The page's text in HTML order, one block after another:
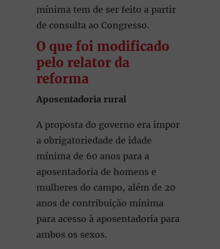
mínima tem de ser feito a partir
de consulta ao Congresso.
O que foi modificado
pelo relator da
reforma
Aposentadoria rural
A proposta do governo era impor
a obrigatoriedade de idade
mínima de 60 anos para a
aposentadoria de homens e
mulheres do campo, além de 20
anos de contribuição mínima
para acesso à aposentadoria para
ambos os sexos.